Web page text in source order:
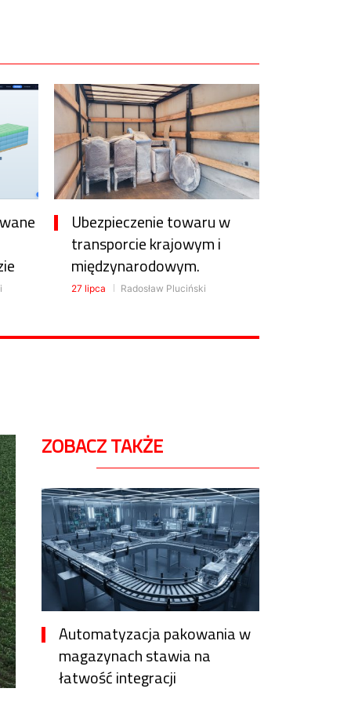
Ubezpieczenie towaru w
transporcie krajowym i
międzynarodowym.
27 lipca Radosław Pluciński
ZOBACZ TAKŻE
Automatyzacja pakowania w
magazynach stawia na
łatwość integracji